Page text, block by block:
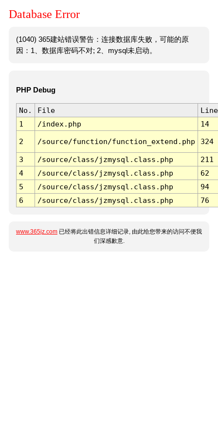
Database Error
(1040) 365建站错误警告：连接数据库失败，可能的原
因：1、数据库密码不对; 2、mysql未启动。
PHP Debug
No. File
Line
1
/index.php 14
2 /source/function/function_extend.php 324
3 /source/class/jzmysql.class.php
211
4
/source/class/jzmysql.class.php
62
5
/source/class/jzmysql.class.php
94
6
/source/class/jzmysql.class.php 76
www.365jz.com 已经将此出错信息详细记录, 由此给您带来的访问不便我
们深感歉意.